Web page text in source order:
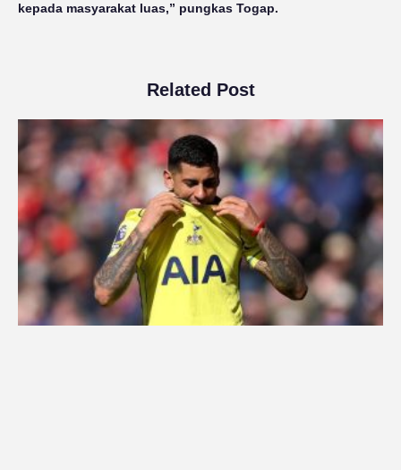
kepada masyarakat luas,” pungkas Togap.
Related Post